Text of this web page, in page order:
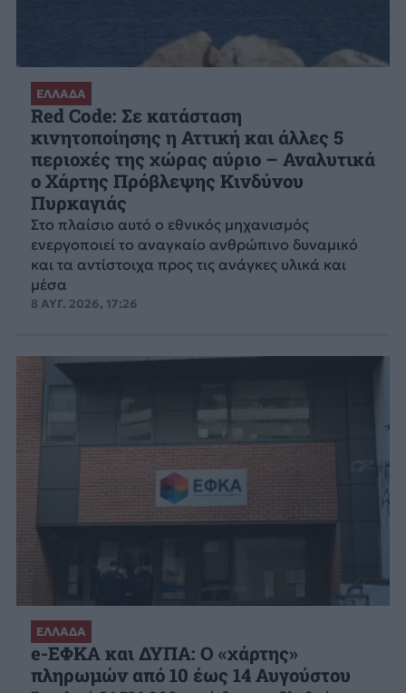
ΕΛΛΑΔΑ
Red Code: Σε κατάσταση
κινητοποίησης η Αττική και άλλες 5
περιοχές της χώρας αύριο – Αναλυτικά
ο Χάρτης Πρόβλεψης Κινδύνου
Πυρκαγιάς
Στο πλαίσιο αυτό ο εθνικός μηχανισμός
ενεργοποιεί το αναγκαίο ανθρώπινο δυναμικό
και τα αντίστοιχα προς τις ανάγκες υλικά και
μέσα
8 ΑΥΓ. 2026, 17:26
ΕΛΛΑΔΑ
e-ΕΦΚΑ και ΔΥΠΑ: Ο «χάρτης»
πληρωμών από 10 έως 14 Αυγούστου